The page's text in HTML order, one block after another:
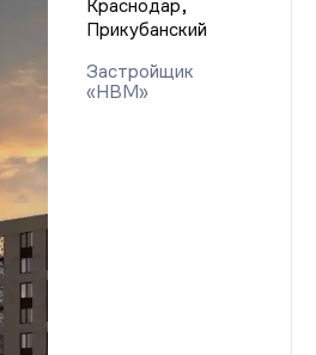
Краснодар,
Прикубанский
Застройщик
«НВМ»